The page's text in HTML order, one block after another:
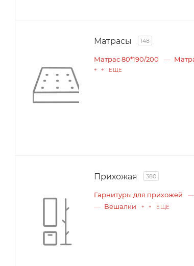
Матрасы 148
Матрас 80*190/200
+ + ЕЩЕ
Прихожая 380
Гарнитуры для прихожей
Вешалки
+ + ЕЩЕ